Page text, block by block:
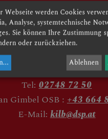
Kirchenweg 2
3233 Kilb
Tel: 02748 72 50
Gimbel OSB : +43 664
E-Mail:kilb@dsp.at
Webseite werden Cookies
Analyse, systemtechnische
Sie können Ihre Zustimmung
oder zurückziehen.
... Ablehnen